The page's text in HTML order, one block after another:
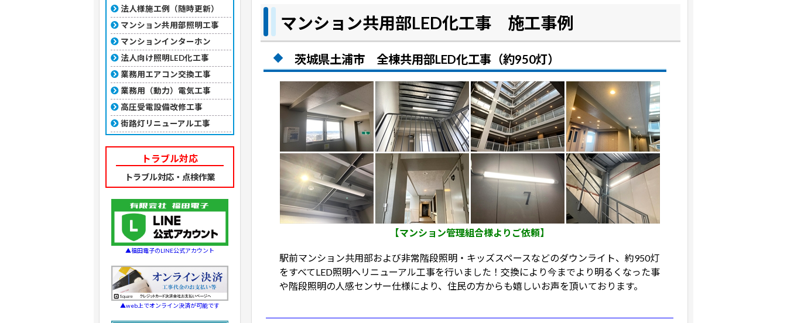
法人様施工例（随時更新）
マンション共用部照明工事
マンションインターホン
法人向け照明LED化工事
業務用エアコン交換工事
業務用（動力）電気工事
高圧受電設備改修工事
街路灯リニューアル工事
トラブル対応
トラブル対応・点検作業
▲福田電子のLINE公式アカウント
▲web上でオンライン決済が可能です
マンション共用部LED化工事 施工事例
茨城県土浦市 全棟共用部LED化工事（約950灯）
【マンション管理組合様よりご依頼】
駅前マンション共用部および非常階段照明・キッズスペースなどのダウンライト、約950灯
をすべてLED照明へリニューアル工事を行いました！交換により今までより明るくなった事
や階段照明の人感センサー仕様により、住民の方からも嬉しいお声を頂いております。